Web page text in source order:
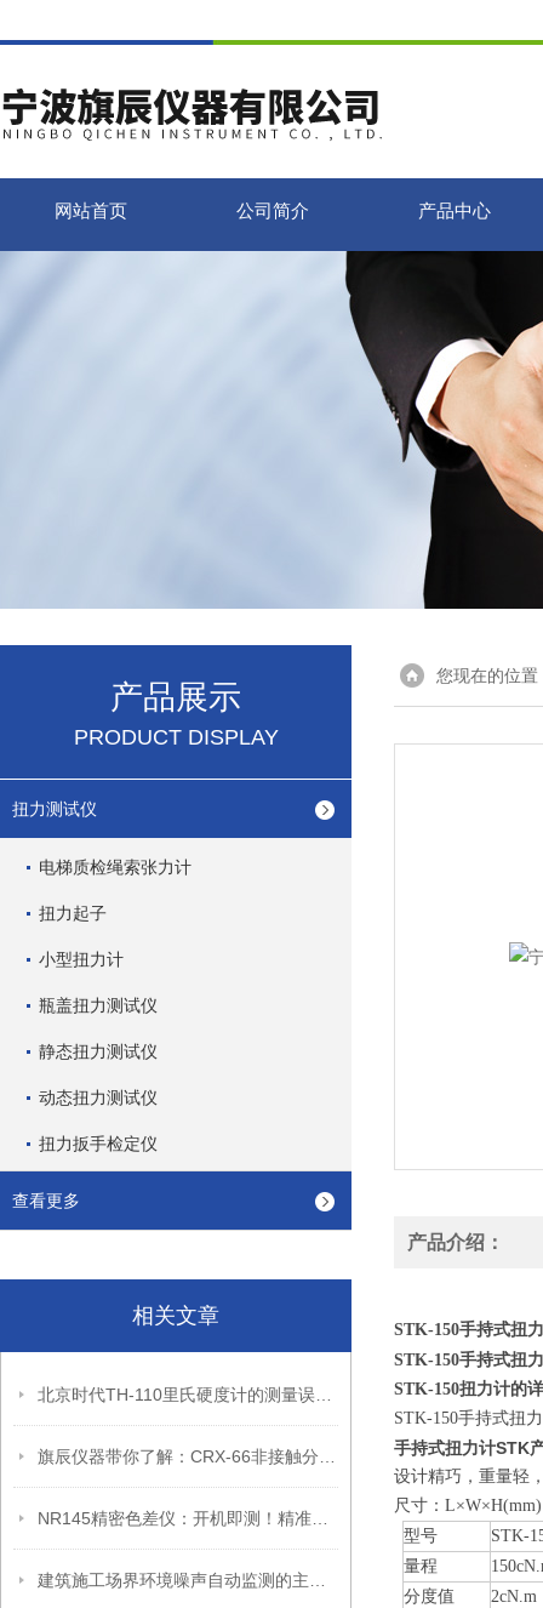
网站首页 公司简介 产品中心
产品展示
PRODUCT DISPLAY
扭力测试仪
电梯质检绳索张力计
扭力起子
小型扭力计
瓶盖扭力测试仪
静态扭力测试仪
动态扭力测试仪
扭力扳手检定仪
查看更多
相关文章
您现在的位置
产品介绍：
STK-150手持式扭
STK-150手持式扭
STK-150扭力计的
STK-150手持式扭
手持式扭力计STK
设计精巧，重量轻
尺寸：
型号
STK-
量程
分度值
2cN.m